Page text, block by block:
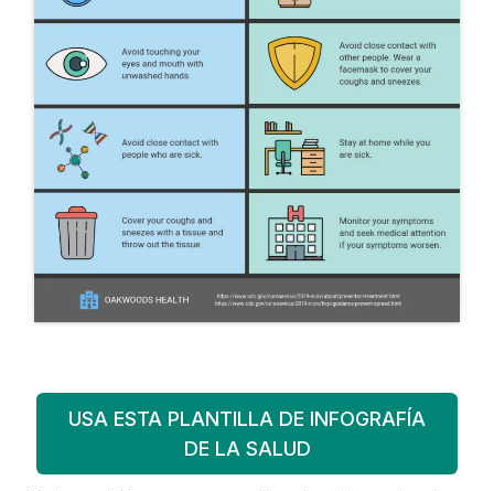
USA ESTA PLANTILLA DE INFOGRAFÍA
DE LA SALUD